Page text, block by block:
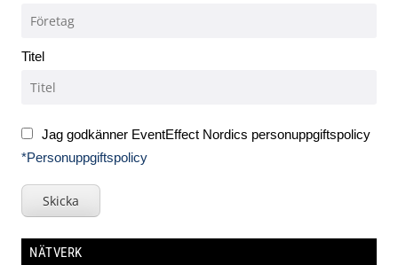
Titel
Jag godkänner EventEffect Nordics personuppgiftspolicy
*Personuppgiftspolicy
Skicka
NÄTVERK